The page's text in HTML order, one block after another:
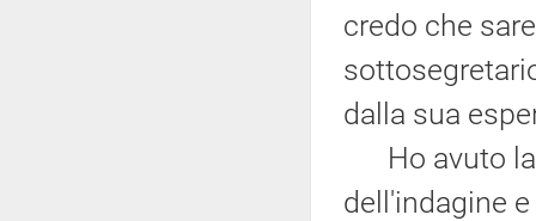
credo che
dalla sua
Ho avuto la
dell'indagine